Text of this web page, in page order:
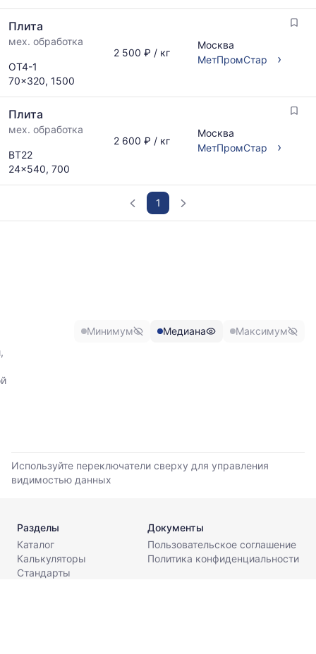
Плита
мех. обработка
ОТ4-1
70x320, 1500
2 500 ₽ / кг
Москва
МетПромСтар
›
Плита
мех. обработка
ВТ22
24x540, 700
2 600 ₽ / кг
Москва
МетПромСтар
›
1
6
месяцев.
Используйте
тренд
разброс
цен
Минимум Медиана Максимум
Используйте переключатели сверху для управления
видимостью данных
Разделы
Каталог
Калькуляторы
Стандарты
Документы
Пользовательское соглашение
Политика конфиденциальности